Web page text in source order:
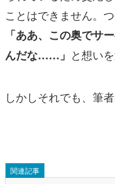
ことはできません。
「ああ、この奥でサ
んだな……」 と想い
しかしそれでも、筆
関連記事